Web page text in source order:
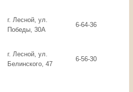
г. Лесной, ул.
Победы, 30А
6-64-36
г. Лесной, ул.
Белинского, 47
6-56-30